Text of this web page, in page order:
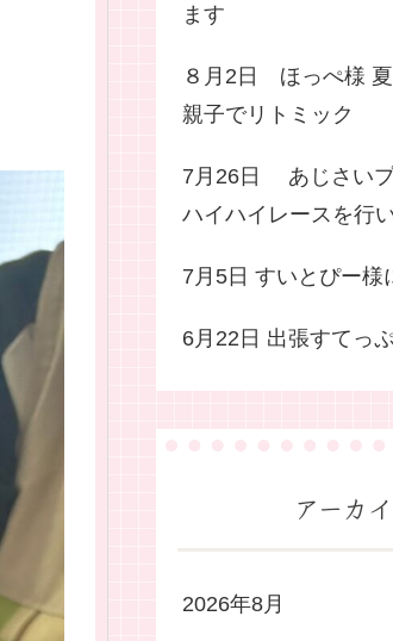
ます
８月2日 ほっぺ様 夏
親子でリトミック
7月26日 あじさい
ハイハイレースを行
7月5日 すいとぴー様
6月22日 出張すてっ
アーカ
2026年8月